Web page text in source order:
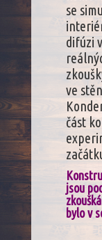
se
difúzi
ve
část
jsou
bylo v